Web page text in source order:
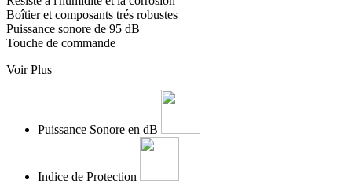
Boîtier et composants trés robustes
Puissance sonore de 95 dB
Touche de commande
Voir Plus
Puissance Sonore en dB
Indice de Protection